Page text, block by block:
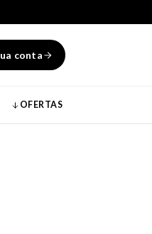
conta
OFERTAS